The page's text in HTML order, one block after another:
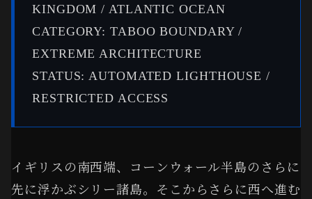
KINGDOM / ATLANTIC OCEAN
CATEGORY: TABOO BOUNDARY /
EXTREME ARCHITECTURE
STATUS: AUTOMATED LIGHTHOUSE /
RESTRICTED ACCESS
イギリスの南西端、コーンウォール半島のさらに
先に浮かぶシリー諸島。そこからさらに西へ進む